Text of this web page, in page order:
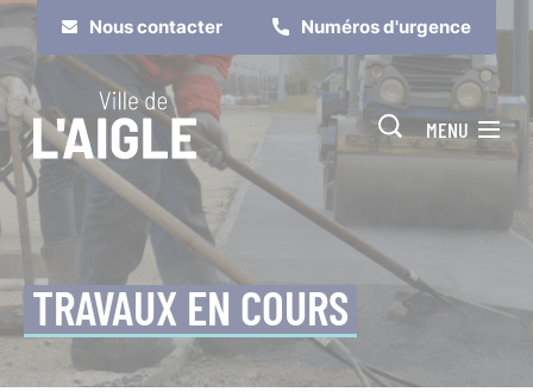
Nous contacter Numéros d'urgence
MENU
TRAVAUX EN COURS
Cookies management panel